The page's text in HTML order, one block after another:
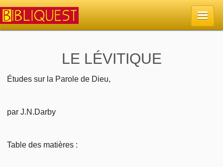
La Bible
LE LÉVITIQUE
Études sur la Parole de Dieu,
par J.N.Darby
Table des matières :